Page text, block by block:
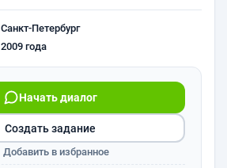
Санкт-Петербург
2009 года
Начать диалог
Создать задание
Добавить в избранное